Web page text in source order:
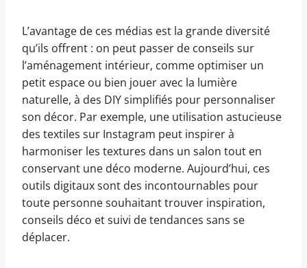
L’avantage de ces médias est la grande diversité
qu’ils offrent : on peut passer de conseils sur
l’aménagement intérieur, comme optimiser un
petit espace ou bien jouer avec la lumière
naturelle, à des DIY simplifiés pour personnaliser
son décor. Par exemple, une utilisation astucieuse
des textiles sur Instagram peut inspirer à
harmoniser les textures dans un salon tout en
conservant une déco moderne. Aujourd’hui, ces
outils digitaux sont des incontournables pour
toute personne souhaitant trouver inspiration,
conseils déco et suivi de tendances sans se
déplacer.